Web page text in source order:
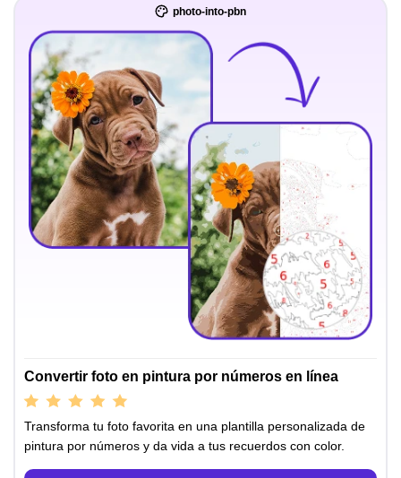
photo-into-pbn
Convertir foto en pintura por números en línea
Transforma tu foto favorita en una plantilla personalizada de
pintura por números y da vida a tus recuerdos con color.